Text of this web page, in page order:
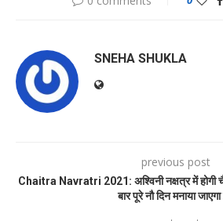
SNEHA SHUKLA
previous post
Chaitra Navratri 2021: अश्विनी नक्षत्र में होगी
बार पूरे नौ दिन मनाया जाएगा